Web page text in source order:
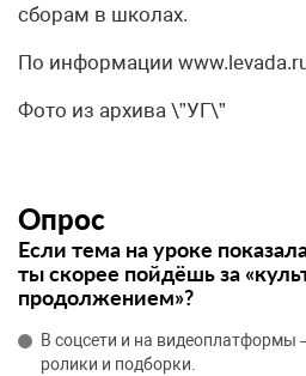
сборам в школах.
По информации
Фото из архива \”УГ\”
Опрос
Если тема на уроке
ты скорее пойдёшь за
продолжением»?
В соцсети и на
ролики и подборки.